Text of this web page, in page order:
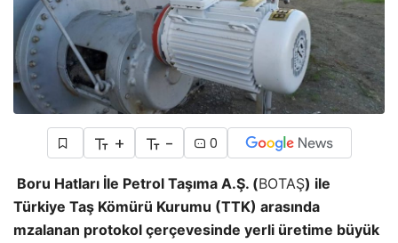
+ - 0
Boru Hatları İle Petrol Taşıma A.Ş. (BOTAŞ) ile
Türkiye Taş Kömürü Kurumu (TTK) arasında
mzalanan protokol çerçevesinde yerli üretime büyük